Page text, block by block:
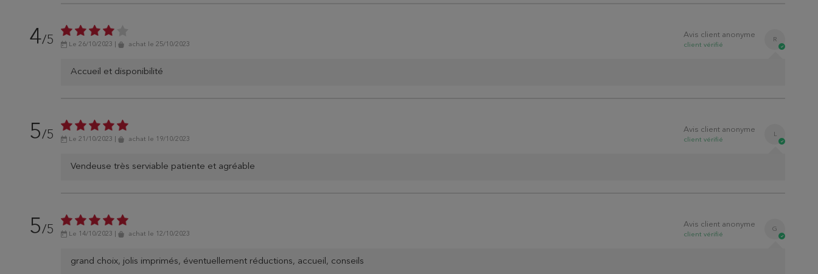
4/5 Le 26/10/2023 achat le 25/10/2023
Avis client anonyme
client vérifié
R
Accueil et disponibilité
5/5 Le 21/10/2023 achat le 19/10/2023
Avis client anonyme
client vérifié
L
Vendeuse très serviable patiente et agréable
5/5 Le 14/10/2023 achat le 12/10/2023
Avis client anonyme
client vérifié
G
grand choix, jolis imprimés, éventuellement réductions, accueil, conseils